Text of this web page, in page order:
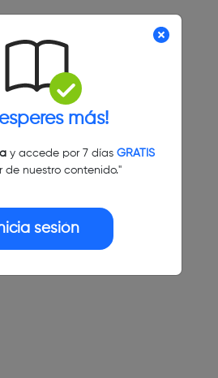
más!
y accede por 7 días GRATIS
de nuestro contenido."
sesión